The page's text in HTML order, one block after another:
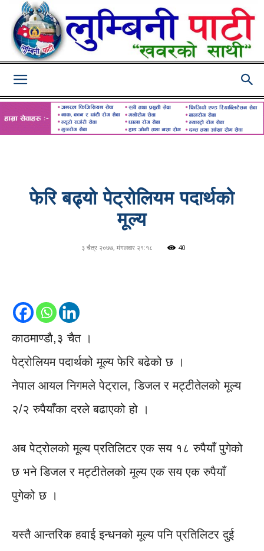
फेरि बढ्याे पेट्रोलियम पदार्थको
मूल्य
३ चैत्र २०७७, मंगलवार २१:१८ 40
काठमाण्डाै,३ चैत ।
पेट्रोलियम पदार्थको मूल्य फेरि बढेको छ ।
नेपाल आयल निगमले पेट्राल, डिजल र मट्टीतेलको मूल्य
२/२ रुपैयाँका दरले बढाएको हो ।
अब पेट्रोलको मूल्य प्रतिलिटर एक सय १८ रुपैयाँ पुगेको
छ भने डिजल र मट्टीतेलको मूल्य एक सय एक रुपैयाँ
पुगेको छ ।
यस्तै आन्तरिक हवाई इन्धनको मूल्य पनि प्रतिलिटर दुई